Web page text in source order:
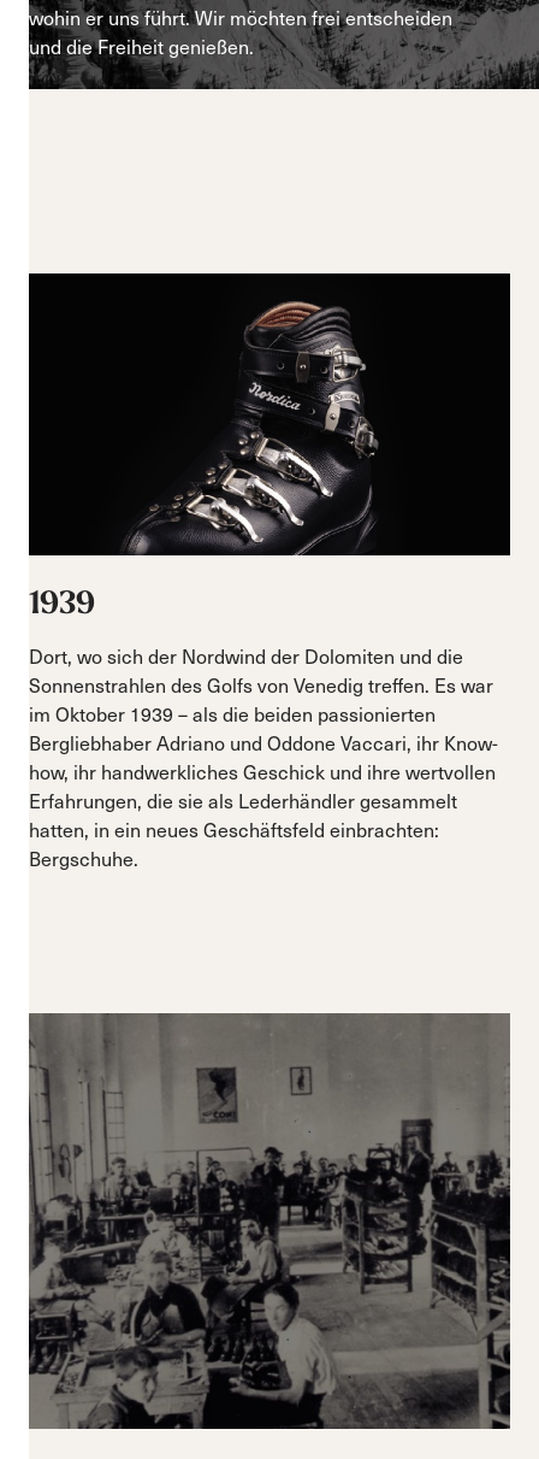
wohin er uns führt. Wir möchten frei entscheiden
und die Freiheit genießen.
1939
Dort, wo sich der Nordwind der Dolomiten und die
Sonnenstrahlen des Golfs von Venedig treffen. Es war
im Oktober 1939 – als die beiden passionierten
Bergliebhaber Adriano und Oddone Vaccari, ihr Know-
how, ihr handwerkliches Geschick und ihre wertvollen
Erfahrungen, die sie als Lederhändler gesammelt
hatten, in ein neues Geschäftsfeld einbrachten:
Bergschuhe.